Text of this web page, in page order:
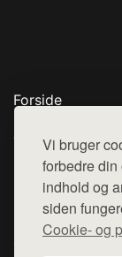
Vi bruger
forbedre
indhold og
siden
Cookie- og
Forside
Top Rabatter
Blog
Kontakt